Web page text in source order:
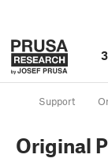
Support
Original